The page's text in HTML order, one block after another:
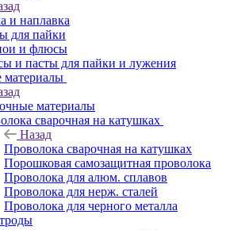
и наплавка
для пайки
и флюсы
и пасты для пайки и лужения
материалы
материалы
сварочная на катушках
Назад
Проволока сварочная на катушках
Порошковая самозащитная проволока
Проволока для алюм. сплавов
Проволока для нерж. сталей
Проволока для черного металла